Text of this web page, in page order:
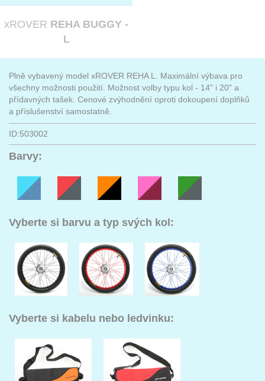
xROVER REHA BUGGY -
L
Plně vybavený model xROVER REHA L. Maximální výbava pro
všechny možnosti použití. Možnost volby typu kol - 14" i 20" a
přídavných tašek. Cenové zvýhodnění oproti dokoupení doplňků
a příslušenství samostatně.
ID:503002
Barvy:
Vyberte si barvu a typ svých kol:
Vyberte si kabelu nebo ledvinku: